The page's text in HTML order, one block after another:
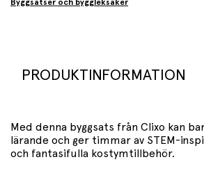
Byggsatser och byggleksaker
PRODUKTINFORMATION
Med denna byggsats från Clixo kan
lärande och ger timmar av STEM-
och fantasifulla kostymtillbehör.